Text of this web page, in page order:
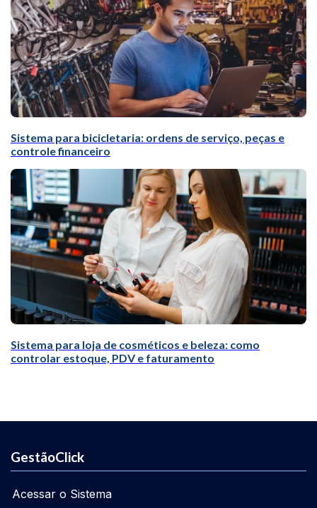
Sistema para bicicletaria: ordens de serviço, peças e
controle financeiro
Sistema para loja de cosméticos e beleza: como
controlar estoque, PDV e faturamento
GestãoClick
Acessar o Sistema